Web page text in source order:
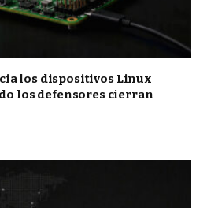
los dispositivos Linux
los defensores cierran